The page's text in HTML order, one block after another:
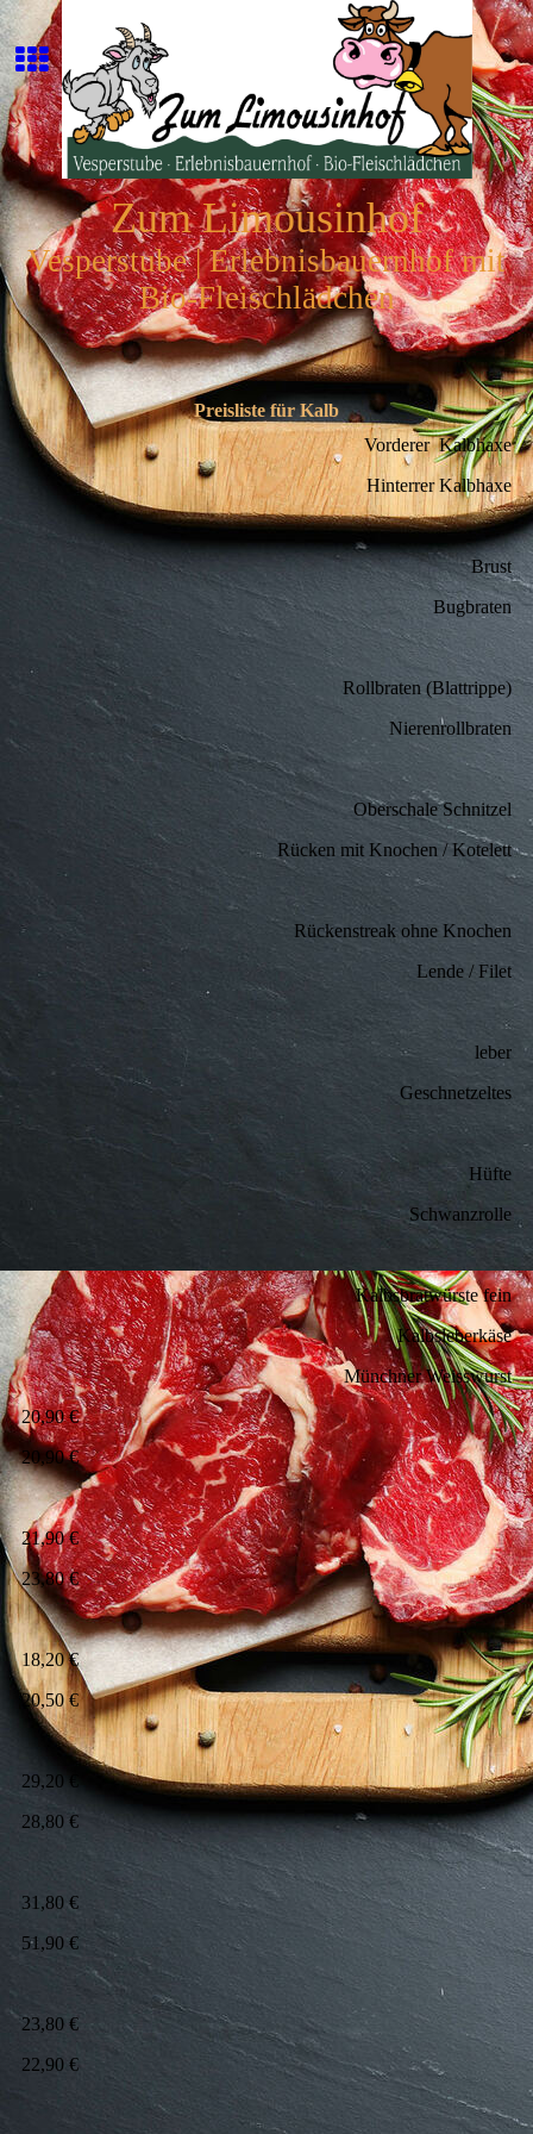
Zum Limousinhof
Vesperstube | Erlebnisbauernhof mit
Bio-Fleischlädchen
Preisliste für Kalb
Vorderer Kalbhaxe
Hinterrer Kalbhaxe
Brust
Bugbraten
Rollbraten (Blattrippe)
Nierenrollbraten
Oberschale Schnitzel
Rücken mit Knochen / Kotelett
Rückenstreak ohne Knochen
Lende / Filet
leber
Geschnetzeltes
Hüfte
Schwanzrolle
Kalbsbratwürste fein
Kalbsleberkäse
Münchner Weisswurst
20,90 €
20,90 €
21,90 €
23,80 €
18,20 €
20,50 €
29,20 €
28,80 €
31,80 €
51,90 €
23,80 €
22,90 €